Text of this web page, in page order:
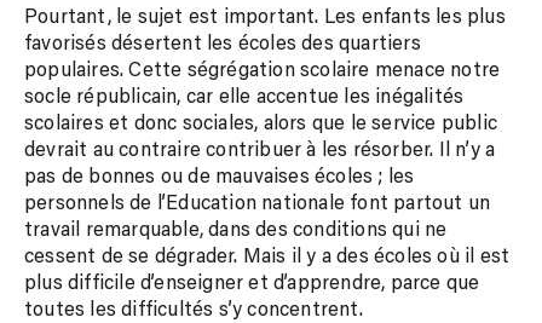
Pourtant, le sujet est important. Les enfants les plus
favorisés désertent les écoles des quartiers
populaires. Cette ségrégation scolaire menace notre
socle républicain, car elle accentue les inégalités
scolaires et donc sociales, alors que le service public
devrait au contraire contribuer à les résorber. Il n’y a
pas de bonnes ou de mauvaises écoles ; les
personnels de l’Education nationale font partout un
travail remarquable, dans des conditions qui ne
cessent de se dégrader. Mais il y a des écoles où il est
plus difficile d’enseigner et d’apprendre, parce que
toutes les difficultés s’y concentrent.